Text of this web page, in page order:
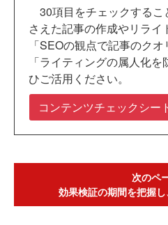
30項目をチェックするこ
さえた記事の作成やリライ
「SEOの観点で記事のク
「ライティングの属人化
ひご活用ください。
コンテンツチェックシー
次のペ
効果検証の期間を把握